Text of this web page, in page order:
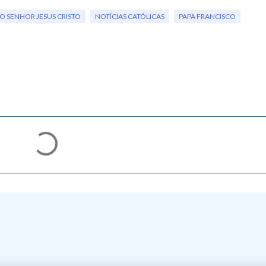
SENHOR JESUS CRISTO NOTÍCIAS CATÓLICAS PAPA FRANCISCO